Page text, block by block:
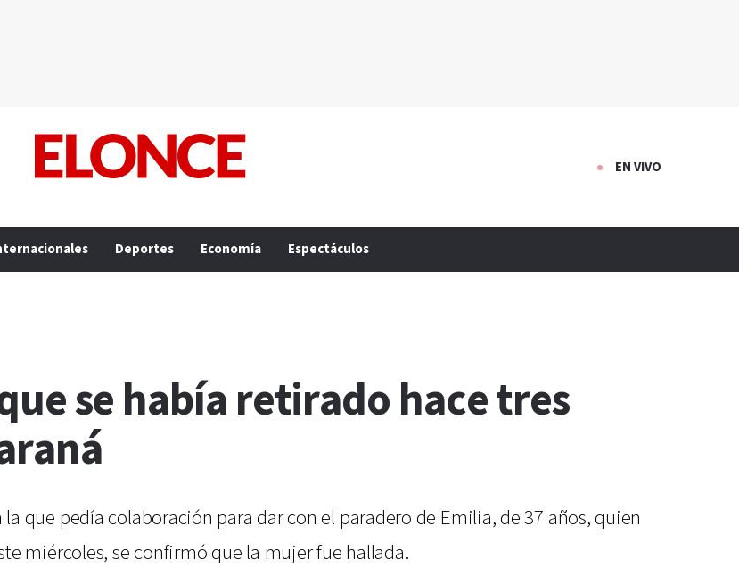
EN VIVO
Deportes Economía Espectáculos
se había retirado hace tres
que pedía colaboración para dar con el paradero de Emilia, de 37 años, quien
miércoles, se confirmó que la mujer fue hallada.